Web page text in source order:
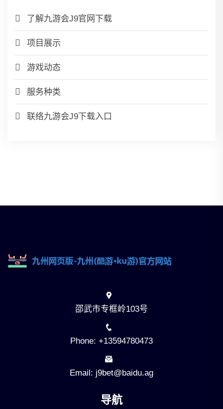
了解九游会J9官网下载
项目展示
游戏动态
服务种类
联络九游会J9下载入口
邵武市专框岭103号
Phone: +13594780473
Email: j9bet@baidu.ag
导航